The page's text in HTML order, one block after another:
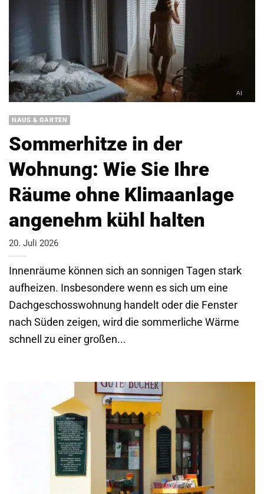
HAUS & GARTEN
Sommerhitze in der
Wohnung: Wie Sie Ihre
Räume ohne Klimaanlage
angenehm kühl halten
20. Juli 2026
Innenräume können sich an sonnigen Tagen stark
aufheizen. Insbesondere wenn es sich um eine
Dachgeschosswohnung handelt oder die Fenster
nach Süden zeigen, wird die sommerliche Wärme
schnell zu einer großen...